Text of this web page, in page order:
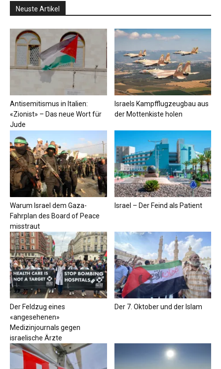
Neuste Artikel
Antisemitismus in Italien:
«Zionist» – Das neue Wort für
Jude
Israels Kampfflugzeugbau aus
der Mottenkiste holen
Warum Israel dem Gaza-
Fahrplan des Board of Peace
misstraut
Israel – Der Feind als Patient
Der Feldzug eines
«angesehenen»
Medizinjournals gegen
israelische Ärzte
Der 7. Oktober und der Islam